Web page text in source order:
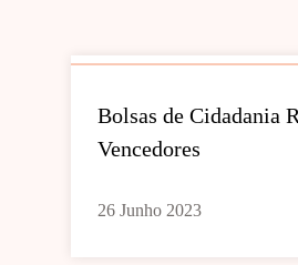
Bolsas de Cidadania
Vencedores
26 Junho 2023